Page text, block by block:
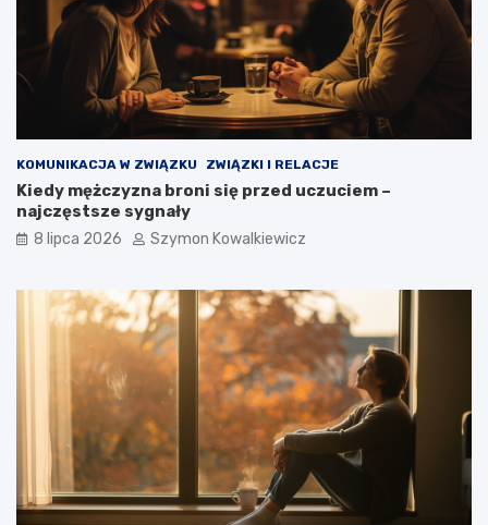
KOMUNIKACJA W ZWIĄZKU ZWIĄZKI I RELACJE
Kiedy mężczyzna broni się przed uczuciem –
najczęstsze sygnały
8 lipca 2026 Szymon Kowalkiewicz